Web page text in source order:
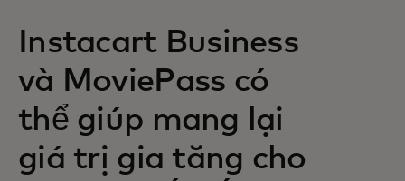
Instacart Business
và MoviePass có
thể giúp mang lại
giá trị gia tăng cho